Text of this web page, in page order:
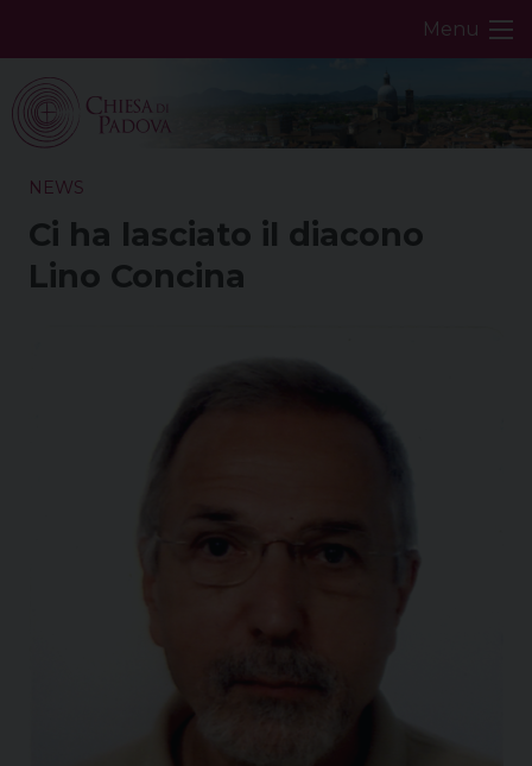
Menu
NEWS
Ci ha lasciato il diacono
Lino Concina